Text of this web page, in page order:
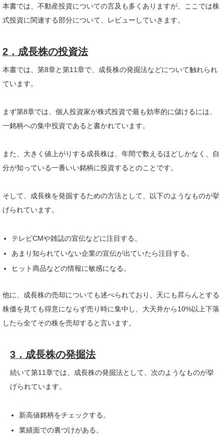
本書では、不動産投資についての言及も多くありますが、ここでは株
式投資に関連する部分について、レビューしていきます。
2． 成長株の投資法
本書では、第8章と第11章で、成長株の発掘法などについて触れられ
ています。
まず第8章では、個人投資家が株式投資で最も効率的に儲けるには、
一銘柄への集中投資であると書かれています。
また、大きく値上がりする成長株は、年間で数えるほどしかなく、自
分が知っている一番いい銘柄に投資するとのことです。
そして、成長株を発掘するための方法として、以下のようなものが挙
げられています。
テレビCMや雑誌の宣伝などに注目する。
あまり知られていない企業の宣伝が出ていたら注目する。
ヒット商品などの情報に敏感になる。
他に、成長株の売却についても述べられており、天にも昇らんとする
株価を見ても得意にならず売り時に集中し、大天井から10%以上下落
したら全てその株を売却すると言います。
3．成長株の発掘法
続いて第11章では、成長株の発掘法として、次のようなものが挙
げられています。
新高値銘柄をチェックする。
業績面での裏づけがある。